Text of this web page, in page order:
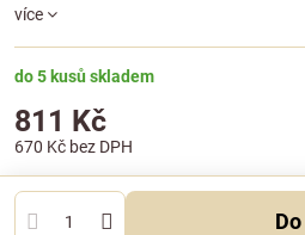
více
do 5 kusů skladem
811 Kč
670 Kč bez DPH